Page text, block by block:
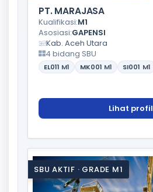
PT. MARAJASA
Kualifikasi:M1
Asosiasi:GAPENSI
Kab. Aceh Utara
4 bidang SBU
EL011 M1 MK001 M1 SI001 M1
Lihat profil
SBU AKTIF · GRADE M1